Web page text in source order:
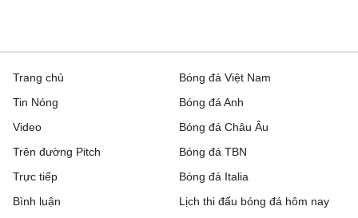
0 - 2 St. Gallen
Debrecen 0 - 2 FC Copenhagen
Trang chủ
Tin Nóng
Video
Trên đường Pitch
Trực tiếp
Bóng đá Việt Nam
Bóng đá Anh
Bóng đá Châu Âu
Bóng đá TBN
Bóng đá Italia
Bình luận
Lịch thi đấu bóng đá hôm nay